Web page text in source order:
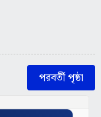
পরবর্তী পৃষ্ঠা